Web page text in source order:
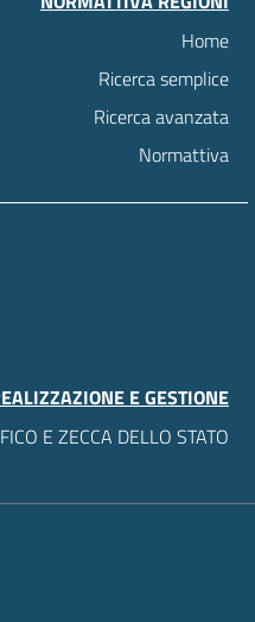
Home
Ricerca semplice
Ricerca avanzata
Normattiva
E GESTIONE
E ZECCA DELLO STATO